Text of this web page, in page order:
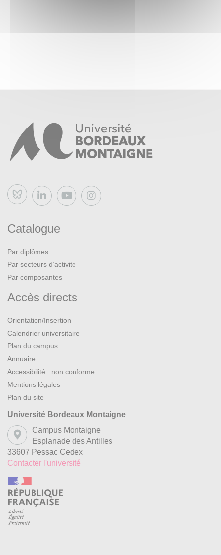
Bluesky
Catalogue
Par diplômes
Par secteurs d’activité
Par composantes
Accès directs
Orientation/Insertion
Calendrier universitaire
Plan du campus
Annuaire
Accessibilité : non conforme
Mentions légales
Plan du site
Université Bordeaux Montaigne
Campus Montaigne
Esplanade des Antilles
33607 Pessac Cedex
Contacter l'université